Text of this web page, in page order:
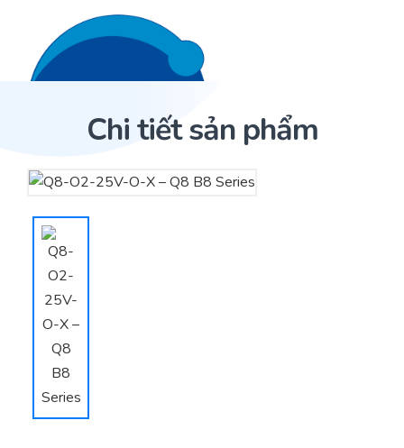
Trang Chủ
Cảm biến ACI
Nhà sản xuất thiết bị điều khiển
Cung cấp giải pháp quản lý cho toà nhà (BMS)
Bảo trì – Bảo dưỡng hệ thống
Sản phẩm
Bài viết
Hợp tác
Yêu cầu báo giá
Chi tiết sản phẩm
Trang Chủ Sản phẩm